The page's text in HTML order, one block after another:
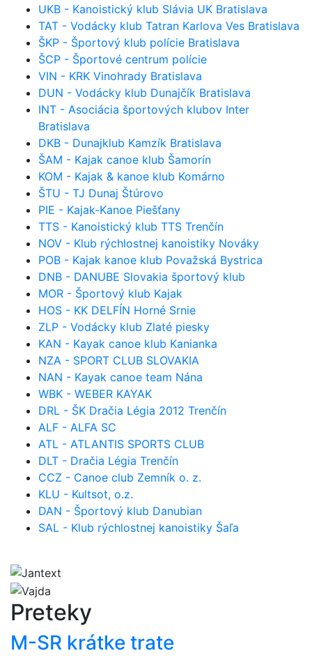
UKB - Kanoistický klub Slávia UK Bratislava
TAT - Vodácky klub Tatran Karlova Ves Bratislava
ŠKP - Športový klub polície Bratislava
ŠCP - Športové centrum polície
VIN - KRK Vinohrady Bratislava
DUN - Vodácky klub Dunajčík Bratislava
INT - Asociácia športových klubov Inter
Bratislava
DKB - Dunajklub Kamzík Bratislava
ŠAM - Kajak canoe klub Šamorín
KOM - Kajak & kanoe klub Komárno
ŠTU - TJ Dunaj Štúrovo
PIE - Kajak-Kanoe Piešťany
TTS - Kanoistický klub TTS Trenčín
NOV - Klub rýchlostnej kanoistiky Nováky
POB - Kajak kanoe klub Považská Bystrica
DNB - DANUBE Slovakia športový klub
MOR - Športový klub Kajak
HOS - KK DELFÍN Horné Srnie
ZLP - Vodácky klub Zlaté piesky
KAN - Kayak canoe klub Kanianka
NZA - SPORT CLUB SLOVAKIA
NAN - Kayak canoe team Nána
WBK - WEBER KAYAK
DRL - ŠK Dračia Légia 2012 Trenčín
ALF - ALFA SC
ATL - ATLANTIS SPORTS CLUB
DLT - Dračia Légia Trenčín
CCZ - Canoe club Zemník o. z.
KLU - Kultsot, o.z.
DAN - Športový klub Danubian
SAL - Klub rýchlostnej kanoistiky Šaľa
Preteky
M-SR krátke trate